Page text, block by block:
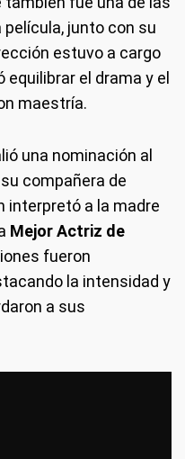
junto con su
estuvo a cargo
equilibrar el drama y el
maestría.
una nominación al
su compañera de
interpretó a la madre
Mejor Actriz de
fueron
la intensidad y
a sus